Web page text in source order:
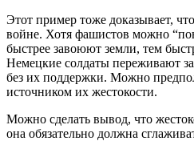
Этот пример тоже доказывает,
войне. Хотя фашистов можно
быстрее завоюют земли, тем
Немецкие солдаты переживают
без их поддержки. Можно
источником их жестокости.
Можно сделать вывод, что
она обязательно должна